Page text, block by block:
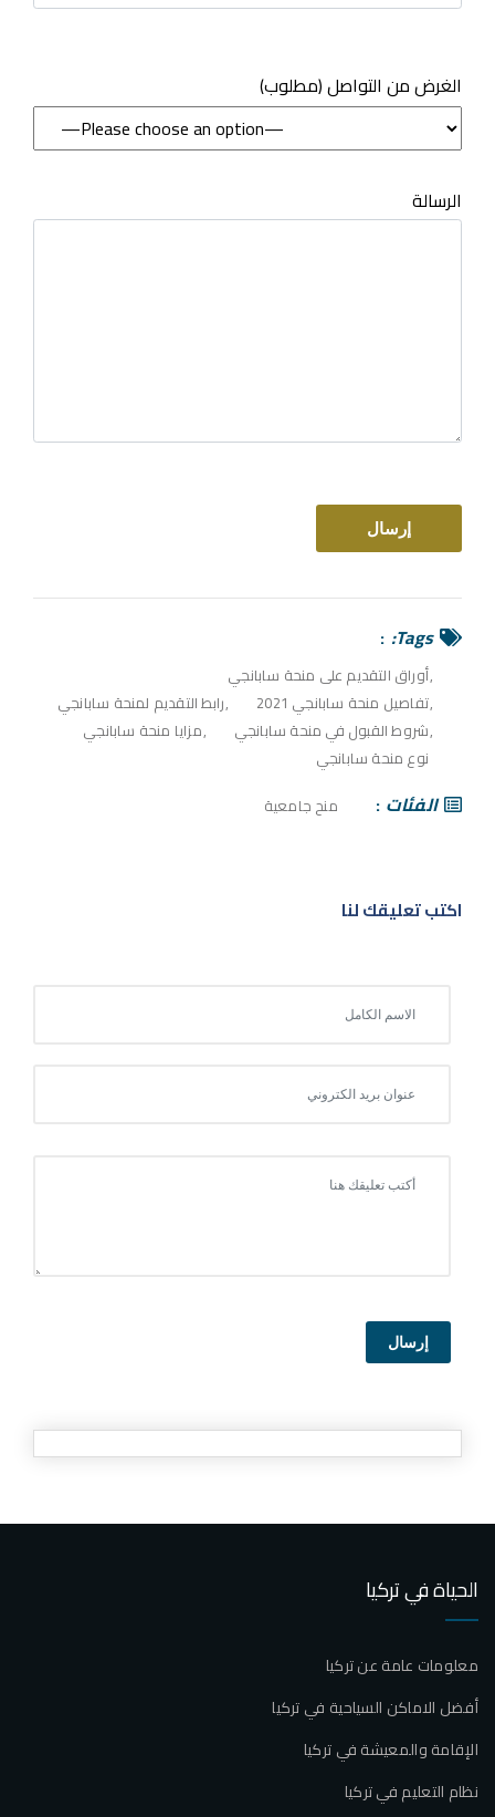
(مطلوب) الغرض من التواصل
الرسالة
Tags:
أوراق التقديم على منحة سابانجي
تفاصيل منحة سابانجي 2021
رابط التقديم لمنحة سابانجي
شروط القبول في منحة سابانجي
مزايا منحة سابانجي
نوع منحة سابانجي
الفئات منح جامعية
اكتب تعليقك لنا
إرسال
الحياة في تركيا
معلومات عامة عن تركيا
أفضل الاماكن السياحية في تركيا
الإقامة والمعيشة في تركيا
نظام التعليم في تركيا